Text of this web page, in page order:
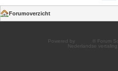
Forumoverzicht
Powered by
® Forum
Nederlandse